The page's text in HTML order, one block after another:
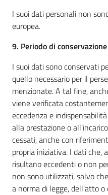
I suoi dati personali non
europea.
9. Periodo di conservazione
I suoi dati sono conservati
quello necessario per il
menzionate. A tal fine,
viene verificata
eccedenza e
alla prestazione o
cessati, anche con
propria iniziativa. I dati che,
risultano eccedenti o non
non sono utilizzati, salvo
a norma di legge, dell'atto